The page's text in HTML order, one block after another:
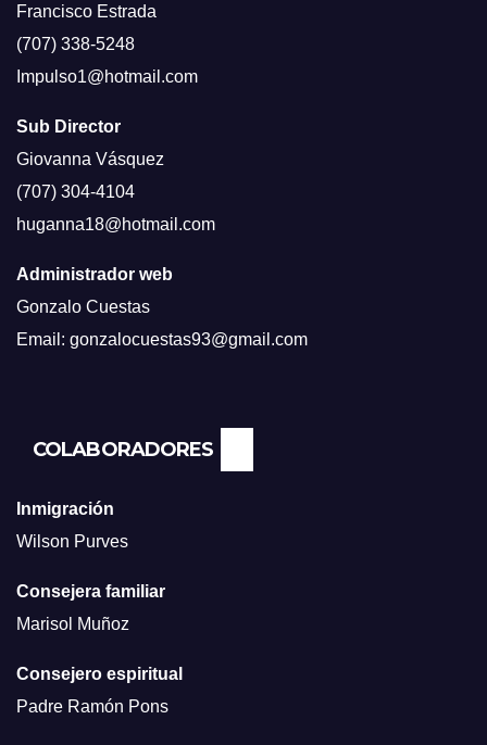
Francisco Estrada
(707) 338-5248
Impulso1@hotmail.com
Sub Director
Giovanna Vásquez
(707) 304-4104
huganna18@hotmail.com
Administrador web
Gonzalo Cuestas
Email: gonzalocuestas93@gmail.com
COLABORADORES
Inmigración
Wilson Purves
Consejera familiar
Marisol Muñoz
Consejero espiritual
Padre Ramón Pons